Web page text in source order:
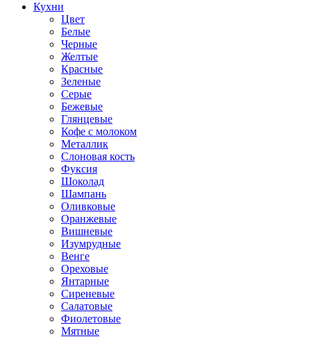
Кухни
Цвет
Белые
Черные
Желтые
Красные
Зеленые
Серые
Бежевые
Глянцевые
Кофе с молоком
Металлик
Слоновая кость
Фуксия
Шоколад
Шампань
Оливковые
Оранжевые
Вишневые
Изумрудные
Венге
Ореховые
Янтарные
Сиреневые
Салатовые
Фиолетовые
Мятные